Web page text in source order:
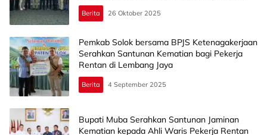
Berita 26 Oktober 2025
Pemkab Solok bersama BPJS Ketenagakerjaan
Serahkan Santunan Kematian bagi Pekerja
Rentan di Lembang Jaya
Berita 4 September 2025
Bupati Muba Serahkan Santunan Jaminan
Kematian kepada Ahli Waris Pekerja Rentan